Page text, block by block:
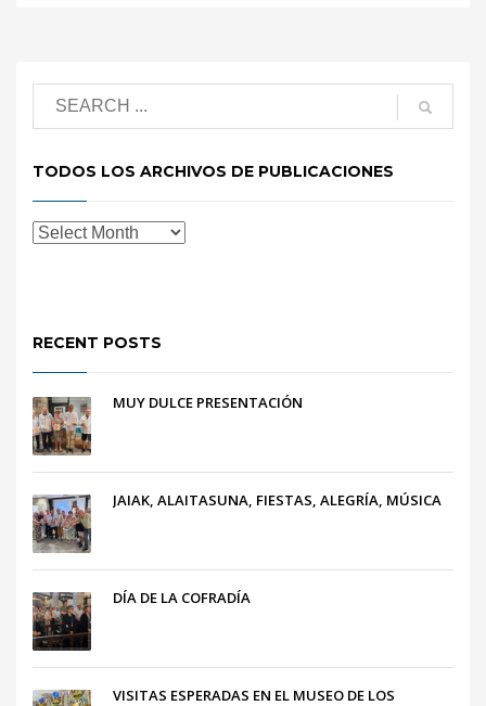
TODOS LOS ARCHIVOS DE PUBLICACIONES
RECENT POSTS
MUY DULCE PRESENTACIÓN
JAIAK, ALAITASUNA, FIESTAS, ALEGRÍA, MÚSICA
DÍA DE LA COFRADÍA
VISITAS ESPERADAS EN EL MUSEO DE LOS